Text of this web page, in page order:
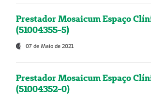
Prestador Mosaicum Espaço
(51004355-5)
07 de Maio de 2021
Prestador Mosaicum Espaço
(51004352-0)